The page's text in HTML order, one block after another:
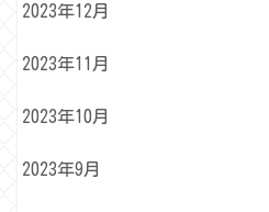
2023年12月
2023年11月
2023年10月
2023年9月